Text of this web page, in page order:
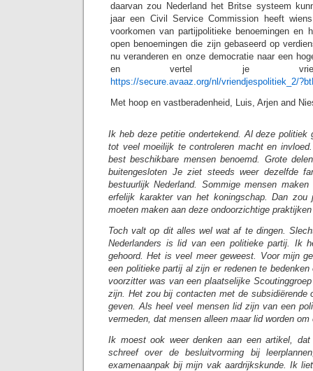
daarvan zou Nederland het Britse systeem
jaar een Civil Service Commission heeft
voorkomen van partijpolitieke benoemingen en
open benoemingen die zijn gebaseerd op
nu veranderen en onze democratie naar een
en vertel je
https://secure.avaaz.org/nl/vriendjespolitiek_2/
Met hoop en vastberadenheid, Luis, Arjen and
Ik heb deze petitie ondertekend. Al deze politiek
tot veel moeilijk te controleren macht en
best beschikbare mensen benoemd. Grote
buitengesloten Je ziet steeds weer dezelfde
bestuurlijk Nederland. Sommige mensen
erfelijk karakter van het koningschap. Dan zou
moeten maken aan deze ondoorzichtige
Toch valt op dit alles wel wat af te dingen.
Nederlanders is lid van een politieke partij. Ik
gehoord. Het is veel meer geweest. Voor mijn
een politieke partij al zijn er redenen te
voorzitter was van een plaatselijke
zijn. Het zou bij contacten met de subsidiërende
geven. Als heel veel mensen lid zijn van een
vermeden, dat mensen alleen maar lid worden
Ik moest ook weer denken aan een artikel,
schreef over de besluitvorming bij
examenaanpak bij mijn vak aardrijkskunde. Ik